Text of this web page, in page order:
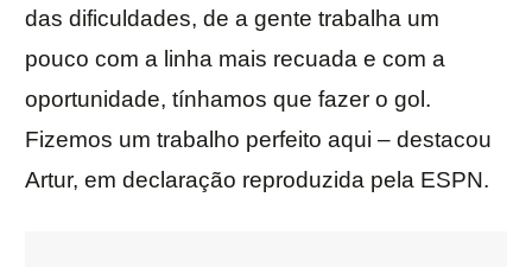
das dificuldades, de a gente trabalha um
pouco com a linha mais recuada e com a
oportunidade, tínhamos que fazer o gol.
Fizemos um trabalho perfeito aqui – destacou
Artur, em declaração reproduzida pela ESPN.